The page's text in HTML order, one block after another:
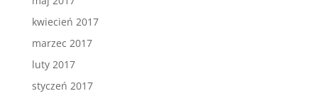
kwiecień 2017
marzec 2017
luty 2017
styczeń 2017